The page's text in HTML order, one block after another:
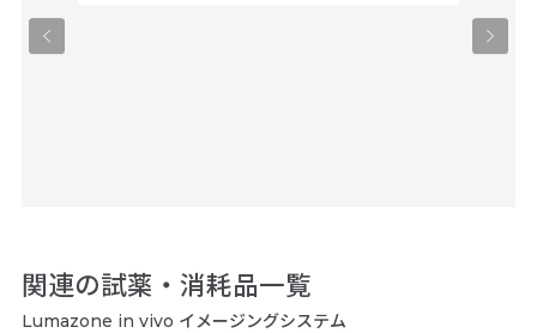
関連の試薬・消耗品一覧
Lumazone in vivo イメージングシステム